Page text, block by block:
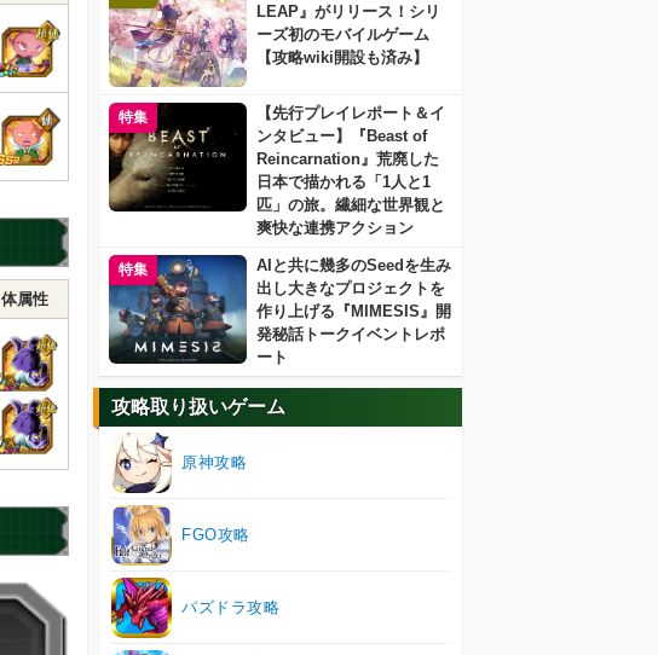
体属性
LEAP』がリリース！シリ
ーズ初のモバイルゲーム
【攻略wiki開設も済み】
特集
【先行プレイレポート＆イ
ンタビュー】『Beast of
Reincarnation』荒廃した
日本で描かれる「1人と1
匹」の旅。繊細な世界観と
爽快な連携アクション
特集
AIと共に幾多のSeedを生み
出し大きなプロジェクトを
作り上げる『MIMESIS』開
発秘話トークイベントレポ
ート
攻略取り扱いゲーム
原神攻略
FGO攻略
パズドラ攻略